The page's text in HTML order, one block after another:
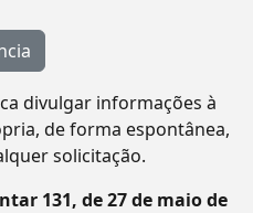
divulgar informações à
de forma espontânea,
solicitação.
131, de 27 de maio de